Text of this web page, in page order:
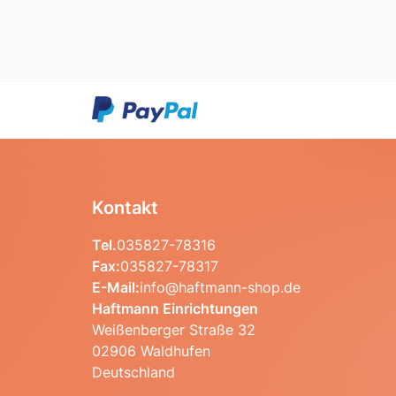
Kontakt
Tel.035827-78316
Fax:035827-78317
E-Mail:info@haftmann-shop.de
Haftmann Einrichtungen
Weißenberger Straße 32
02906 Waldhufen
Deutschland